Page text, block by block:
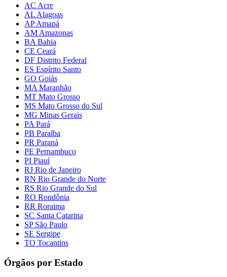
AC Acre
AL Alagoas
AP Amapá
AM Amazonas
BA Bahia
CE Ceará
DF Distrito Federal
ES Espírito Santo
GO Goiás
MA Maranhão
MT Mato Grosso
MS Mato Grosso do Sul
MG Minas Gerais
PA Pará
PB Paraíba
PR Paraná
PE Pernambuco
PI Piauí
RJ Rio de Janeiro
RN Rio Grande do Norte
RS Rio Grande do Sul
RO Rondônia
RR Roraima
SC Santa Catarina
SP São Paulo
SE Sergipe
TO Tocantins
Órgãos por Estado